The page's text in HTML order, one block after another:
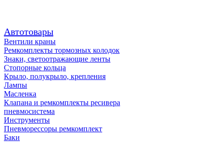
Автотовары
Вентили краны
Ремкомплекты тормозных колодок
Знаки, светоотражающие ленты
Стопорные кольца
Крыло, полукрыло, крепления
Лампы
Масленка
Клапана и ремкомплекты ресивера
пневмосистема
Инструменты
Пневморессоры ремкомплект
Баки